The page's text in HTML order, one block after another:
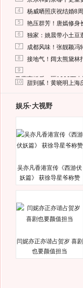
4 杨威晒照庆祝结婚8
5 艳压群芳！唐嫣修身
6 独家：姚晨带小土豆
7 成都风味！张靓颖冯
8 接地气！阔太熊黛林
9
马蓉离婚后，砸1000万
10 甜到腻！黄晓明上海
娱乐·大视野
吴亦凡香港宣传《西游伏
妖篇》 获徐导星爷称赞
闫妮亦正亦谐占贺岁 喜剧
也要颜值担当